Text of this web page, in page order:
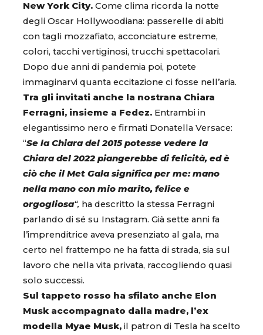
New York City. Come clima ricorda la notte
degli Oscar Hollywoodiana: passerelle di abiti
con tagli mozzafiato, acconciature estreme,
colori, tacchi vertiginosi, trucchi spettacolari.
Dopo due anni di pandemia poi, potete
immaginarvi quanta eccitazione ci fosse nell’aria.
Tra gli invitati anche la nostrana Chiara
Ferragni, insieme a Fedez. Entrambi in
elegantissimo nero e firmati Donatella Versace:
“Se la Chiara del 2015 potesse vedere la
Chiara del 2022 piangerebbe di felicità, ed è
ciò che il Met Gala significa per me: mano
nella mano con mio marito, felice e
orgogliosa“, ha descritto la stessa Ferragni
parlando di sé su Instagram. Già sette anni fa
l’imprenditrice aveva presenziato al gala, ma
certo nel frattempo ne ha fatta di strada, sia sul
lavoro che nella vita privata, raccogliendo quasi
solo successi.
Sul tappeto rosso ha sfilato anche Elon
Musk accompagnato dalla madre, l’ex
modella Myae Musk, il patron di Tesla ha scelto